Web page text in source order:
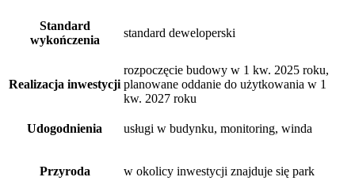
Standard
wykończenia
standard deweloperski
Realizacja inwestycji
rozpoczęcie budowy w 1 kw. 2025 roku,
planowane oddanie do użytkowania w 1
kw. 2027 roku
Udogodnienia usługi w budynku, monitoring, winda
Przyroda w okolicy inwestycji znajduje się park